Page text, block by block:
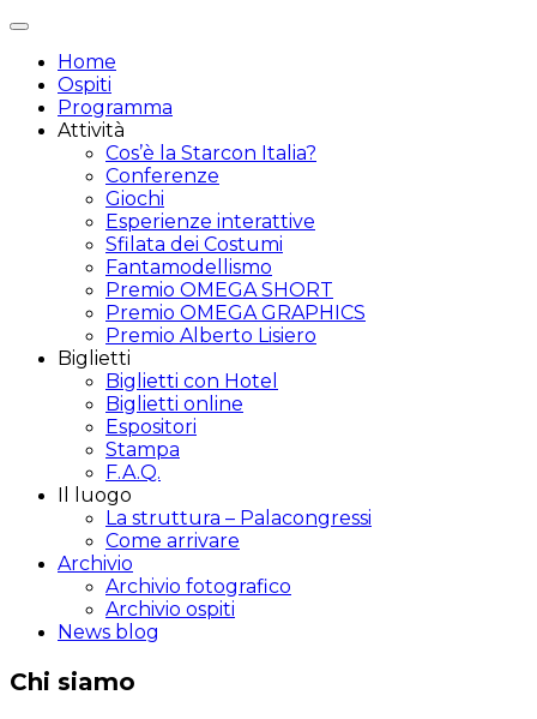
Attiva/disattiva
navigazione
Home
Ospiti
Programma
Attività
Cos’è la Starcon Italia?
Conferenze
Giochi
Esperienze interattive
Sfilata dei Costumi
Fantamodellismo
Premio OMEGA SHORT
Premio OMEGA GRAPHICS
Premio Alberto Lisiero
Biglietti
Biglietti con Hotel
Biglietti online
Espositori
Stampa
F.A.Q.
Il luogo
La struttura – Palacongressi
Come arrivare
Archivio
Archivio fotografico
Archivio ospiti
News blog
Chi siamo